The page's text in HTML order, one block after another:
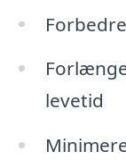
levetid